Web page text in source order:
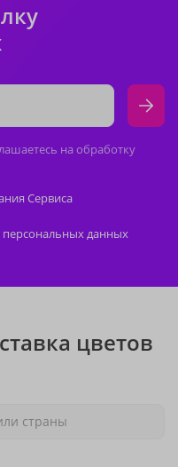
на обработку
Сервиса
данных
цветов
страны